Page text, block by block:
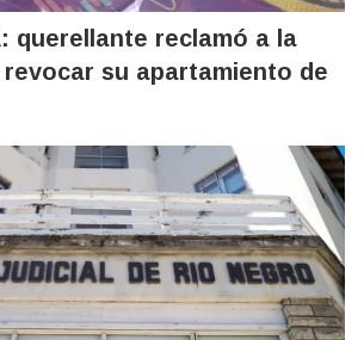
querellante reclamó a la
su apartamiento de